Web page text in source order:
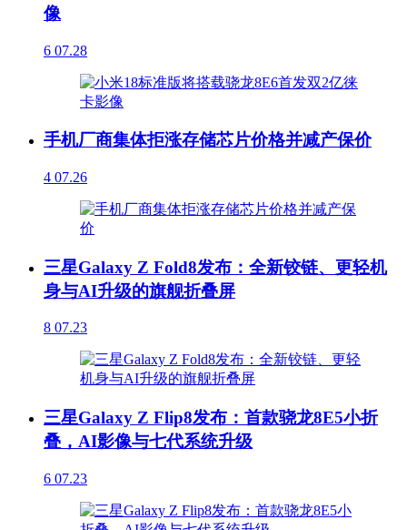
像
6 07.28
手机厂商集体拒涨存储芯片价格并减产保价
4 07.26
三星Galaxy Z Fold8发布：全新铰链、更轻机
身与AI升级的旗舰折叠屏
8 07.23
三星Galaxy Z Flip8发布：首款骁龙8E5小折
叠，AI影像与七代系统升级
6 07.23